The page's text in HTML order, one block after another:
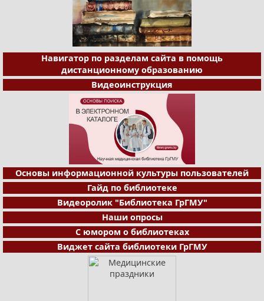
Навигатор по разделам сайта в помощь
дистанционному образованию
Видеоинструкция
Основы информационной культуры пользователей
Гайд по библиотеке
Видеоролик "Библиотека ГрГМУ"
Наши опросы
С юмором о библиотеках
Виджет сайта библиотеки ГрГМУ